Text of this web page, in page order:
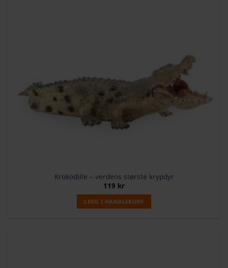
Krokodille – verdens største krypdyr
119 kr
LEGG I HANDLEKURV